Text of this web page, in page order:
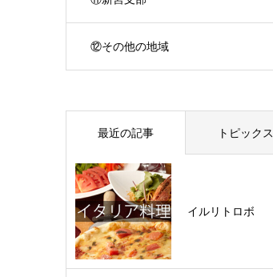
⑫その他の地域
最近の記事 トピックス
イルリトロボ